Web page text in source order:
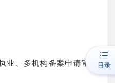
业、多机构备案申请审核
目录